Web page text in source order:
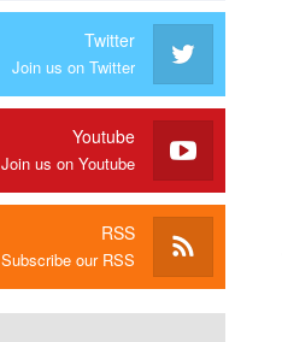
Twitter
Join us on Twitter
Youtube
Join us on Youtube
RSS
Subscribe our RSS